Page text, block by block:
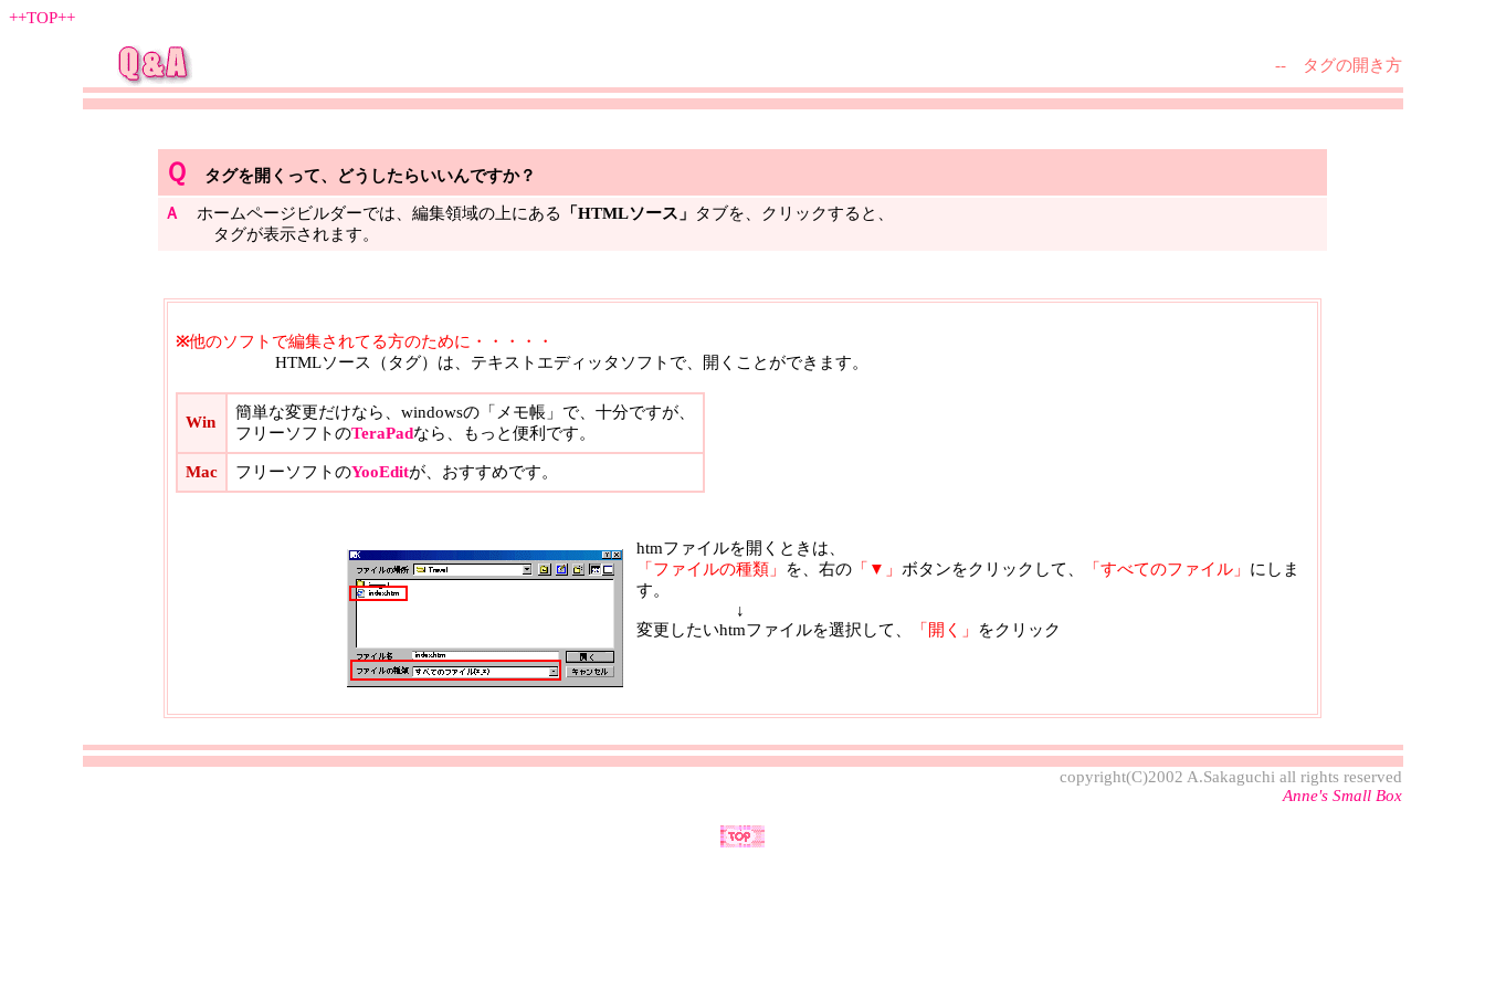
++TOP++
-- タグの開き方
Ｑ タグを開くって、どうしたらいいんですか？
Ａ ホームページビルダーでは、編集領域の上にある 「HTMLソース」
タブを、クリックすると、
タグが表示されます。
※他のソフトで編集されてる方のために ・・・・・
HTMLソース（タグ）は、テキストエディッタソフトで、開くことができます。
Win
簡単な変更だけなら、windowsの「メモ帳」で、十分ですが、
フリーソフトのTeraPadなら、もっと便利です。
Mac フリーソフトのYooEditが、おすすめです。
htmファイルを開くときは、
「ファイルの種類」
を、右の 「▼」 ボタンをクリックして、 「すべてのファイル」 にしま
す。
↓
変更したいhtmファイルを選択して、
「開く」 をクリック
copyright(C)2002 A.Sakaguchi all rights reserved
Anne's Small Box